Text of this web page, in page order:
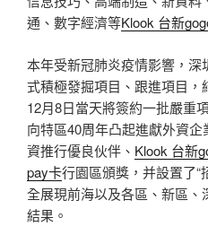
通、數字經濟等Klook 台新
本年受新冠肺炎疫情影響，深
式積極發掘項目、跟進項目，
12月8日當天將簽約一批嚴重
向特區40周年凸起進獻外資
資推行優良伙伴、 Klook 台新
pay卡行園區頒獎，并設置了“
全展現前海以及各區、新區
結果。